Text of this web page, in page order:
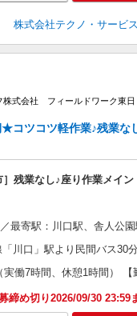
株式会社テクノ・サービス
株式会社 フィールドワーク東日
★コツコツ軽作業♪残業な
残業なし♪座り作業メイ
最寄駅：川口駅、舎人
川口」駅より民間バス30
実働7時間、休憩1時間）
締め切り2026/09/30 23:59